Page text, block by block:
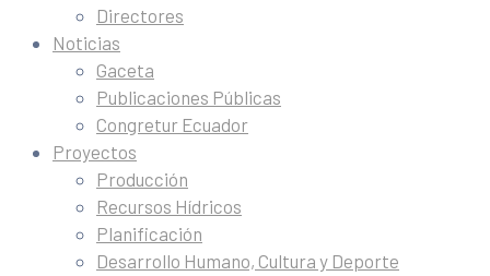
Directores
Noticias
Gaceta
Publicaciones Públicas
Congretur Ecuador
Proyectos
Producción
Recursos Hídricos
Planificación
Desarrollo Humano, Cultura y Deporte